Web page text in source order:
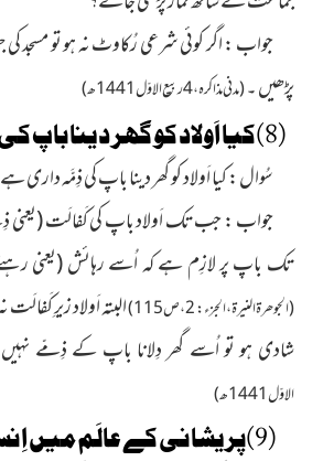
جواب : اگر کوئی شرعی رُکاوٹ نہ ہو تو مسجد
پڑھیں ۔(مدنی مذاکرہ ، 4 ربیع الاوّل 1441 ھ)
(8)کیا اَولاد کو گھر دینا باپ کی ذِمَّہ داری ہے؟
سُوال : کیا اَولاد کو گھر دینا باپ کی ذِمَّہ داری
جواب : جب تک اَولاد باپ کی کَفالَت
تک باپ پر لازِم ہے کہ اُسے رہائش(یعنی
(الجوھرۃالنیرۃ ، الجزء : 2 ، ص115) البتہ اَولاد زیرِ کَفالَت
شادی ہو تو اُسے گھر دِلانا باپ کے ذِمّے
الاوّل1441 ھ)
(9)پریشانی کے عالَم میں اِنسان کیا کرے؟